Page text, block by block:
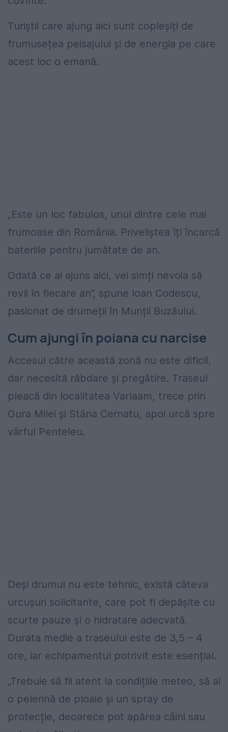
Turiștii care ajung aici sunt copleșiți de
frumusețea peisajului și de energia pe care
acest loc o emană.
„Este un loc fabulos, unul dintre cele mai
frumoase din România. Priveliștea îți încarcă
bateriile pentru jumătate de an.
Odată ce ai ajuns aici, vei simți nevoia să
revii în fiecare an”, spune Ioan Codescu,
pasionat de drumeții în Munții Buzăului.
Cum ajungi în poiana cu narcise
Accesul către această zonă nu este dificil,
dar necesită răbdare și pregătire. Traseul
pleacă din localitatea Varlaam, trece prin
Gura Milei și Stâna Cernatu, apoi urcă spre
vârful Penteleu.
Deși drumul nu este tehnic, există câteva
urcușuri solicitante, care pot fi depășite cu
scurte pauze și o hidratare adecvată.
Durata medie a traseului este de 3,5 – 4
ore, iar echipamentul potrivit este esențial.
„Trebuie să fii atent la condițiile meteo, să ai
o pelerină de ploaie și un spray de
protecție, deoarece pot apărea câini sau